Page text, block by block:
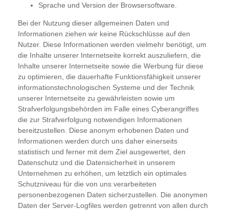
Sprache und Version der Browsersoftware.
Bei der Nutzung dieser allgemeinen Daten und
Informationen ziehen wir keine Rückschlüsse auf den
Nutzer. Diese Informationen werden vielmehr benötigt, um
die Inhalte unserer Internetseite korrekt auszuliefern, die
Inhalte unserer Internetseite sowie die Werbung für diese
zu optimieren, die dauerhafte Funktionsfähigkeit unserer
informationstechnologischen Systeme und der Technik
unserer Internetseite zu gewährleisten sowie um
Strafverfolgungsbehörden im Falle eines Cyberangriffes
die zur Strafverfolgung notwendigen Informationen
bereitzustellen. Diese anonym erhobenen Daten und
Informationen werden durch uns daher einerseits
statistisch und ferner mit dem Ziel ausgewertet, den
Datenschutz und die Datensicherheit in unserem
Unternehmen zu erhöhen, um letztlich ein optimales
Schutzniveau für die von uns verarbeiteten
personenbezogenen Daten sicherzustellen. Die anonymen
Daten der Server-Logfiles werden getrennt von allen durch